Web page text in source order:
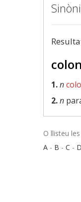
1.n
2.n
O llisteu
A - B - C - D